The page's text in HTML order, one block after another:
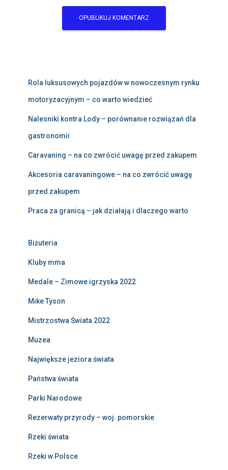
Rola luksusowych pojazdów w nowoczesnym rynku
motoryzacyjnym – co warto wiedzieć
Nalesniki kontra Lody – porównanie rozwiązań dla
gastronomii
Caravaning – na co zwrócić uwagę przed zakupem
Akcesoria caravaningowe – na co zwrócić uwagę
przed zakupem
Praca za granicą – jak działają i dlaczego warto
Biżuteria
Kluby mma
Medale – Zimowe igrzyska 2022
Mike Tyson
Mistrzostwa Świata 2022
Muzea
Największe jeziora świata
Państwa świata
Parki Narodowe
Rezerwaty przyrody – woj. pomorskie
Rzeki świata
Rzeki w Polsce